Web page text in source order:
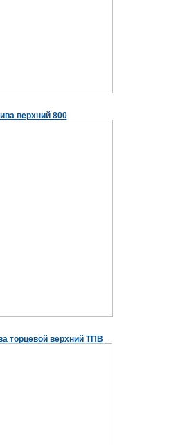
верхний 800
торцевой верхний ТПВ